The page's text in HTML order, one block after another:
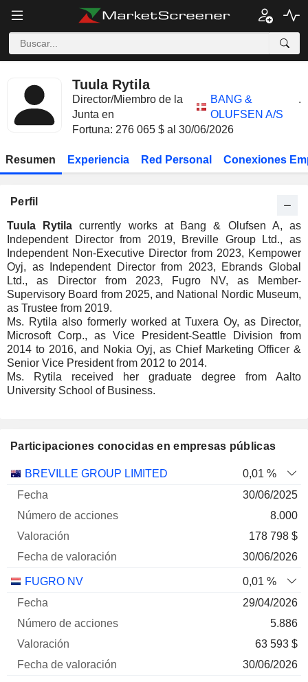
Tuula Rytila
Director/Miembro de la
Junta en
BANG &
OLUFSEN A/S
.
Fortuna: 276 065 $ al 30/06/2026
Resumen Experiencia Red Personal Conexiones
Perfil
Tuula Rytila currently works at Bang & Olufsen A, as
Independent Director from 2019, Breville Group Ltd., as
Independent Non-Executive Director from 2023, Kempower
Oyj, as Independent Director from 2023, Ebrands Global
Ltd., as Director from 2023, Fugro NV, as Member-
Supervisory Board from 2025, and National Nordic Museum,
as Trustee from 2019.
Ms. Rytila also formerly worked at Tuxera Oy, as Director,
Microsoft Corp., as Vice President-Seattle Division from
2014 to 2016, and Nokia Oyj, as Chief Marketing Officer &
Senior Vice President from 2012 to 2014.
Ms. Rytila received her graduate degree from Aalto
University School of Business.
Participaciones conocidas en empresas públicas
Empresa
Número
valoración
BREVILLE GROUP LIMITED
0,01 %
30/06/2025
8.000
178 798 $
30/06/2026
FUGRO NV
0,01 %
29/04/2026
5.886
63 593 $
30/06/2026